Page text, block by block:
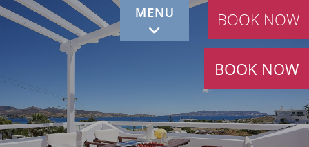
BOOK NOW
BOOK NOW